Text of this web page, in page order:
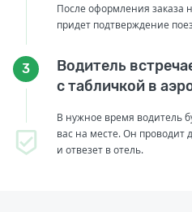
После оформления заказа
придет подтверждение
3
Водитель
с табличкой в
В нужное время водитель
вас на месте. Он проводит
и отвезет в отель.